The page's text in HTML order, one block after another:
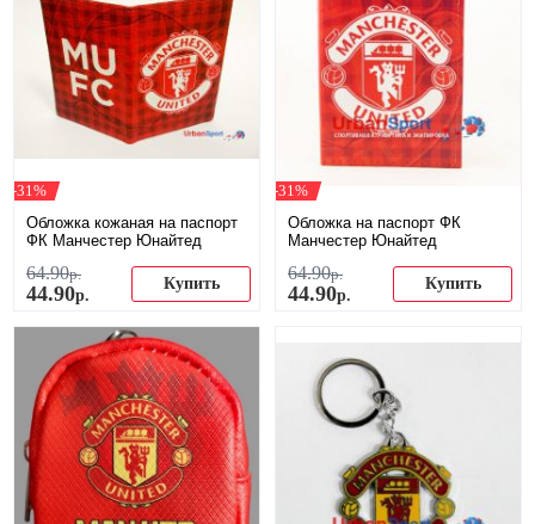
-31%
Обложка кожаная на паспорт
ФК Манчестер Юнайтед
64.90р.
44.90р.
Купить
-31%
Обложка на паспорт ФК
Манчестер Юнайтед
64.90р.
44.90р.
Купить